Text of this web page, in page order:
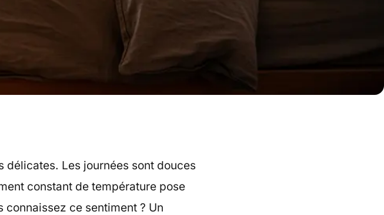
délicates. Les journées sont douces
constant de température pose
ce sentiment ? Un